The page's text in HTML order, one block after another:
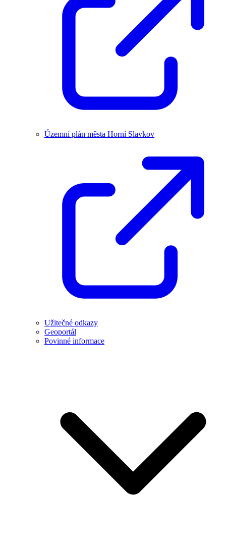
Územní plán města Horní Slavkov
Užitečné odkazy
Geoportál
Povinné informace